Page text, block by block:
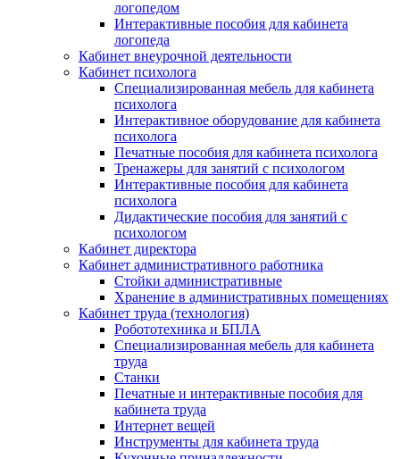
логопедом
Интерактивные пособия для кабинета
логопеда
Кабинет внеурочной деятельности
Кабинет психолога
Специализированная мебель для кабинета
психолога
Интерактивное оборудование для кабинета
психолога
Печатные пособия для кабинета психолога
Тренажеры для занятий с психологом
Интерактивные пособия для кабинета
психолога
Дидактические пособия для занятий с
психологом
Кабинет директора
Кабинет административного работника
Стойки административные
Хранение в административных помещениях
Кабинет труда (технология)
Робототехника и БПЛА
Специализированная мебель для кабинета
труда
Станки
Печатные и интерактивные пособия для
кабинета труда
Интернет вещей
Инструменты для кабинета труда